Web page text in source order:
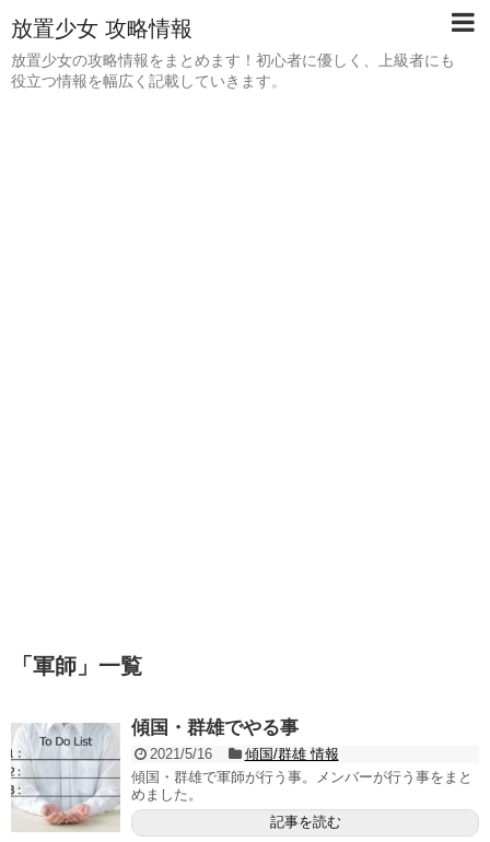
放置少女 攻略情報
放置少女の攻略情報をまとめます！初心者に優しく、上級者にも
役立つ情報を幅広く記載していきます。
「 軍師 」 一覧
傾国・群雄でやる事
2021/5/16
傾国/群雄 情報
傾国・群雄で軍師が行う事。メンバーが行う事をまと
めました。
記事を読む